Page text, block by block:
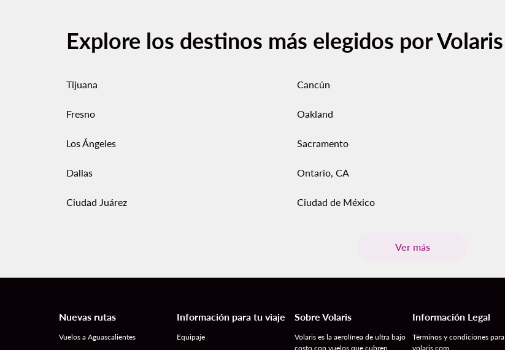
Explore los destinos más elegidos por Volaris
Tijuana Cancún
Fresno Oakland
Los Ángeles Sacramento
Dallas Ontario, CA
Ciudad Juárez Ciudad de México
Ver más
Nuevas rutas
Vuelos a Aguascalientes
Información para tu viaje
Equipaje
Sobre Volaris
Volaris es la aerolínea de ultra bajo
costo con vuelos que cubren
Información Legal
Términos y condiciones para
volaris.com